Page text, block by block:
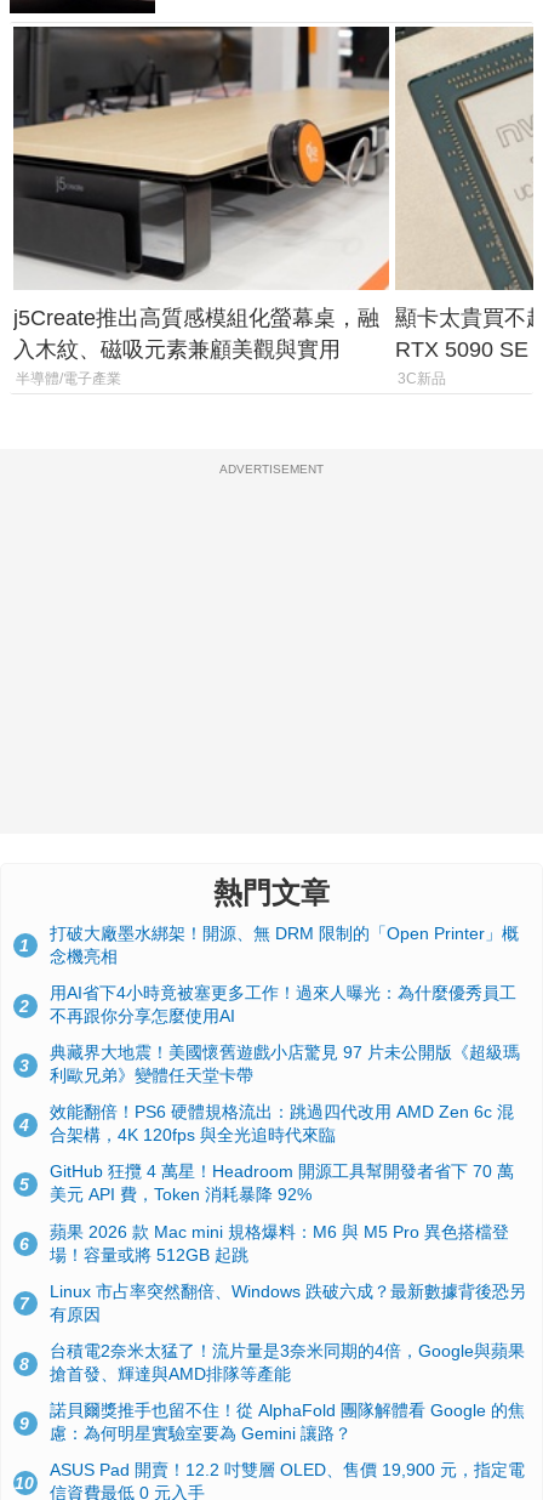
j5Create推出高質感模組化螢幕桌，融
入木紋、磁吸元素兼顧美觀與實用
半導體/電子產業
顯卡太貴買不
RTX 5090 SE
體
3C新品
ADVERTISEMENT
熱門文章
1
打破大廠墨水綁架！開源、無 DRM 限制的「Open Printer」概
念機亮相
2
用AI省下4小時竟被塞更多工作！過來人曝光：為什麼優秀員工
不再跟你分享怎麼使用AI
3
典藏界大地震！美國懷舊遊戲小店驚見 97 片未公開版《超級瑪
利歐兄弟》變體任天堂卡帶
4
效能翻倍！PS6 硬體規格流出：跳過四代改用 AMD Zen 6c 混
合架構，4K 120fps 與全光追時代來臨
5
GitHub 狂攬 4 萬星！Headroom 開源工具幫開發者省下 70 萬
美元 API 費，Token 消耗暴降 92%
6
蘋果 2026 款 Mac mini 規格爆料：M6 與 M5 Pro 異色搭檔登
場！容量或將 512GB 起跳
7
Linux 市占率突然翻倍、Windows 跌破六成？最新數據背後恐另
有原因
8
台積電2奈米太猛了！流片量是3奈米同期的4倍，Google與蘋果
搶首發、輝達與AMD排隊等產能
9
諾貝爾獎推手也留不住！從 AlphaFold 團隊解體看 Google 的焦
慮：為何明星實驗室要為 Gemini 讓路？
10
ASUS Pad 開賣！12.2 吋雙層 OLED、售價 19,900 元，指定電
信資費最低 0 元入手